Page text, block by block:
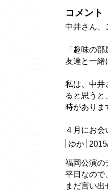
コメント
中井さん、
「趣味の
友達と一緒
私は、中井
ると思う
時がありま
４月にお
ゆか
福岡公演の
平日なので
まだ言い出